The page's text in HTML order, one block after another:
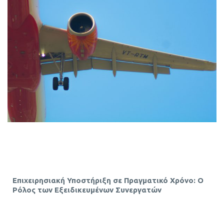
Επιχειρησιακή Υποστήριξη σε Πραγματικό Χρόνο: Ο
Ρόλος των Εξειδικευμένων Συνεργατών